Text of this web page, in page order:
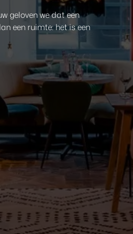
geloven we dat een
een ruimte: het is een